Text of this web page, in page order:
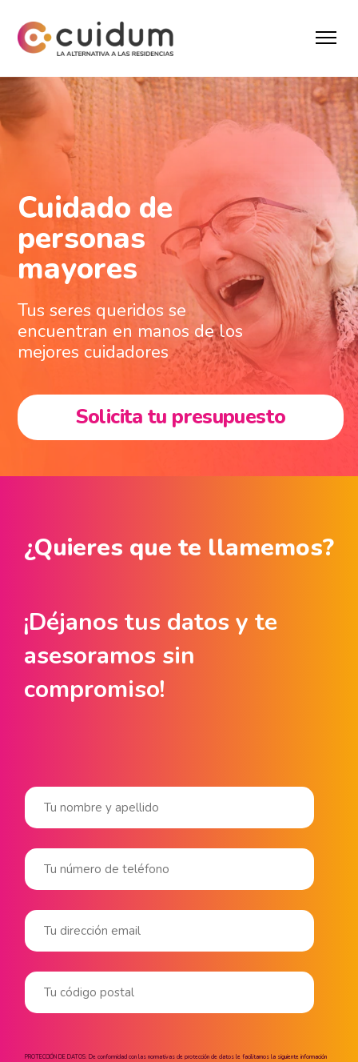
Cuidado de
personas
mayores
Tus seres queridos se
encuentran en manos de los
mejores cuidadores
Solicita tu presupuesto
¿Quieres que te llamemos?
¡Déjanos tus datos y te
asesoramos sin
compromiso!
PROTECCIÓN DE DATOS: De conformidad con las normativas de protección de datos le facilitamos la siguiente información